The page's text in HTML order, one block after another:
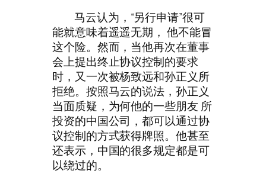
马云认为，“另行申请”很可
能就意味着遥遥无期， 他不能冒
这个险。然而，当他再次在董事
会上提出终止协议控制的要求
时，又一次被杨致远和孙正义所
拒绝。按照马云的说法，孙正义
当面质疑，为何他的一些朋友 所
投资的中国公司，都可以通过协
议控制的方式获得牌照。他甚至
还表示，中国的很多规定都是可
以绕过的。